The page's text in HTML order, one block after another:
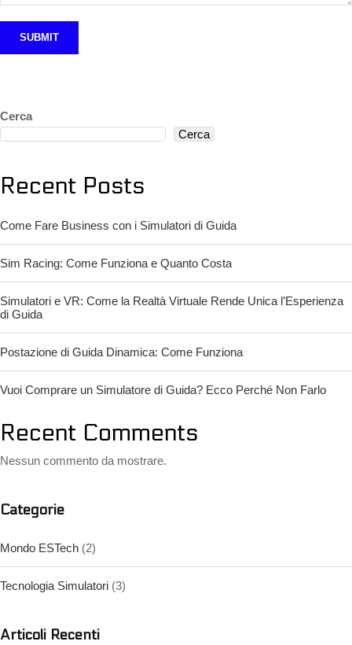
Cerca
Cerca
Recent Posts
Come Fare Business con i Simulatori di Guida
Sim Racing: Come Funziona e Quanto Costa
Simulatori e VR: Come la Realtà Virtuale Rende Unica l’Esperienza
di Guida
Postazione di Guida Dinamica: Come Funziona
Vuoi Comprare un Simulatore di Guida? Ecco Perché Non Farlo
Recent Comments
Nessun commento da mostrare.
Categorie
Mondo ESTech (2)
Tecnologia Simulatori (3)
Articoli Recenti